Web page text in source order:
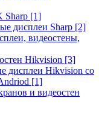
Sharp [1]
дисплеи Sharp [2]
видеостены,
Hikvision [3]
дисплеи Hikvision со
[1]
и видеостен